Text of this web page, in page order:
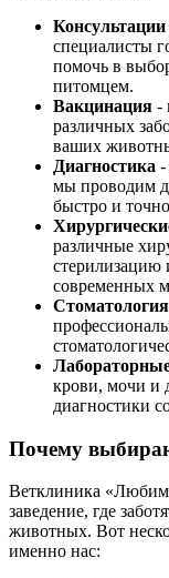
специалисты
помочь в
питомцем.
Вакцинация -
различных
ваших
Диагностика -
мы проводим
быстро и
различные
стерилизацию
современных
Стоматология
крови, мочи и
диагностики
Почему
Ветклиника
заведение, где
животных. Вот
именно нас: